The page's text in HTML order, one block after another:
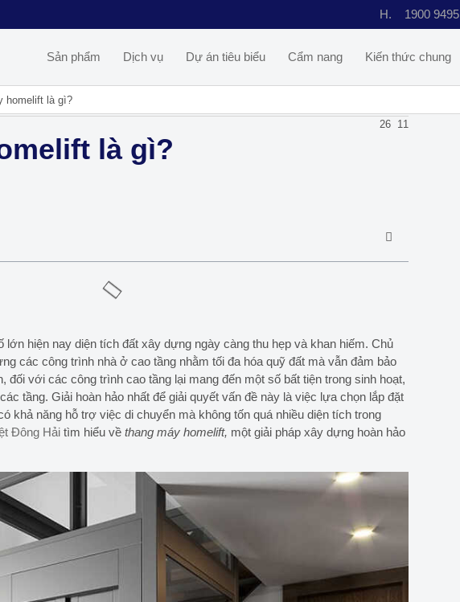
H. 1900 9495
Sản phẩm Dịch vụ Dự án tiêu biểu Cẩm nang Kiến thức chung
homelift là gì?
26 11
là gì?
lớn hiện nay diện tích đất xây dựng ngày càng thu hẹp và khan hiếm. Chủ
các công trình nhà ở cao tầng nhằm tối đa hóa quỹ đất mà vẫn đảm bảo
với các công trình cao tầng lại mang đến một số bất tiện trong sinh hoạt,
tầng. Giải hoàn hảo nhất để giải quyết vấn đề này là việc lựa chọn lắp đặt
khả năng hỗ trợ việc di chuyển mà không tốn quá nhiều diện tích trong
Đông Hải tìm hiểu về thang máy homelift, một giải pháp xây dựng hoàn hảo